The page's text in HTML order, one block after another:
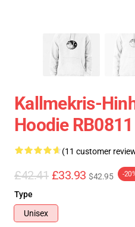
Kallmekris-
Hoodie RB0811
(11 customer
£42.41 £33.93 $42.95 -
Type
Unisex